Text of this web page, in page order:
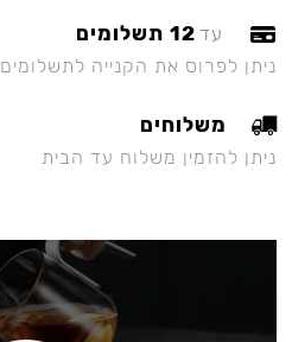
עד 12 תשלומים
ניתן לפרוס את הקנייה לתשלומים
משלוחים
ניתן להזמין משלוח עד הבית